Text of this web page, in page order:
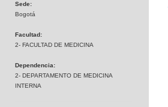
Sede:
Bogotá
Facultad:
2- FACULTAD DE MEDICINA
Dependencia:
2- DEPARTAMENTO DE MEDICINA
INTERNA